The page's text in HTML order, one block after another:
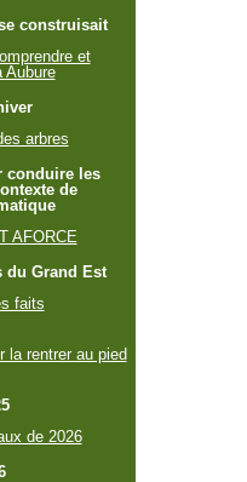
construisait
et
Aubure
arbres
conduire les
de
AFORCE
du Grand Est
faits
la rentrer au pied
de 2026